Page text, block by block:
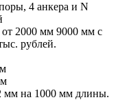
4 анкера и N
2000 мм 9000 мм с
рублей.
мм на 1000 мм длины.